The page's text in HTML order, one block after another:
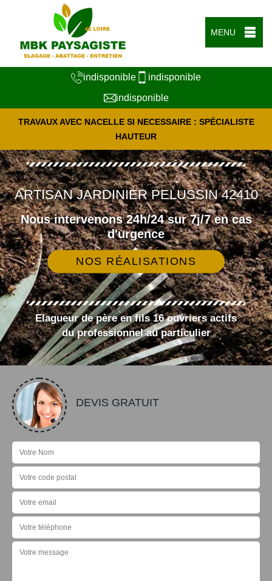
MENU
indisponible
indisponible
indisponible
TRAVAUX AVEC NACELLE SI NECESSAIRE : SPÉCIALISTE
HAUTEUR
ARTISAN JARDINIER PELUSSIN 42410
Nous intervenons 24h/24 sur 7j/7 en cas
d'urgence
NOS RÉALISATIONS
Elagueur de père en fils 16 ouvriers actifs
du professionnel au particulier
DEVIS GRATUIT